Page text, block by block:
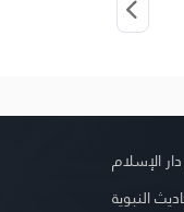
الإسلام
النبوية